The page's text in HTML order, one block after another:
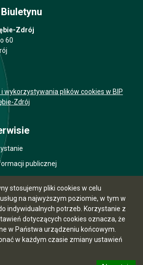
stosujemy pliki cookies w celu
na najwyższym poziomie, w tym w
indywidualnych potrzeb. Korzystanie z
dotyczących cookies oznacza, że
w Państwa urządzeniu końcowym.
w każdym czasie zmiany ustawień
Zdrój
60
i wykorzystywania plików cookies w BIP
Zdrój
publicznej
BIP: 05.08.2026 13:41